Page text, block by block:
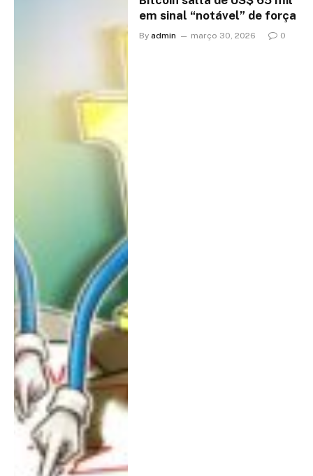
em sinal “notável” de força
By admin março 30, 2026 0